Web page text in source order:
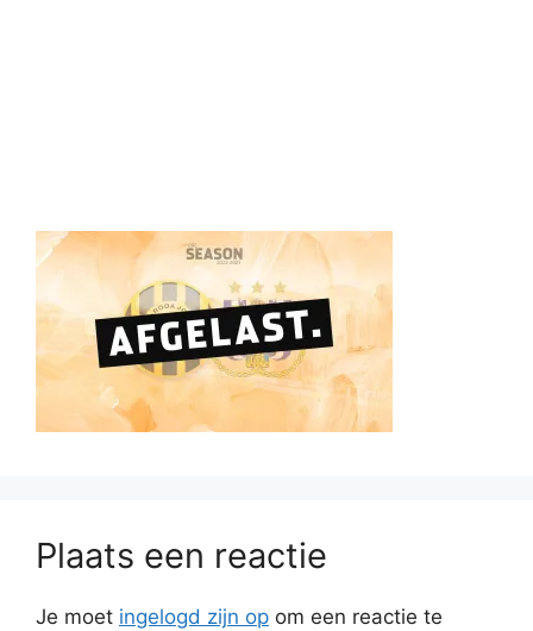
Plaats een reactie
Je moet ingelogd zijn op om een reactie te